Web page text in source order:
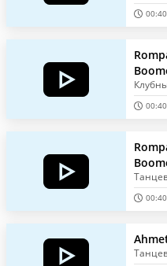
00:40
00:40
00:40